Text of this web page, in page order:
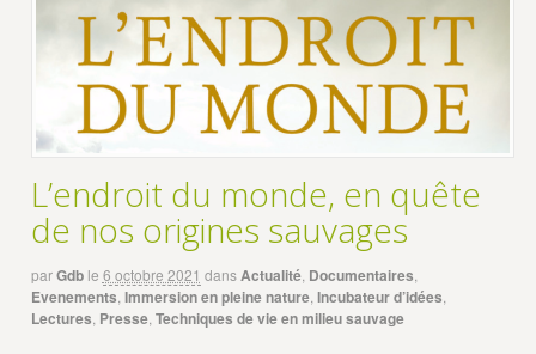
L’endroit du monde, en quête
de nos origines sauvages
parGdb le 6 octobre 2021 dans Actualité, Documentaires
Evenements Immersion en pleine nature, Incubateur d’idées
Lectures Presse, Techniques de vie en milieu sauvage